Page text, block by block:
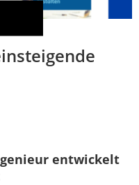
entwickelt